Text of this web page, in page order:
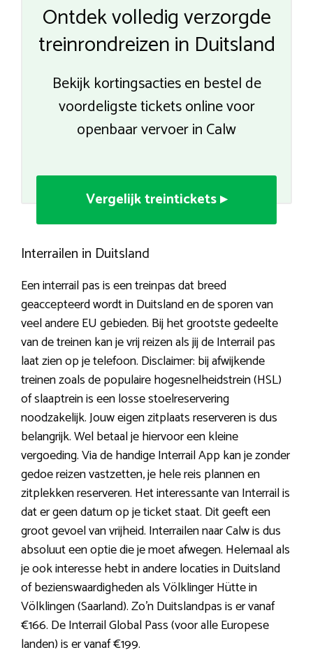
Ontdek volledig verzorgde
treinrondreizen in Duitsland
Bekijk kortingsacties en bestel de
voordeligste tickets online voor
openbaar vervoer in Calw
Vergelijk treintickets ▸
Interrailen in Duitsland
Een interrail pas is een treinpas dat breed
geaccepteerd wordt in Duitsland en de sporen van
veel andere EU gebieden. Bij het grootste gedeelte
van de treinen kan je vrij reizen als jij de Interrail pas
laat zien op je telefoon. Disclaimer: bij afwijkende
treinen zoals de populaire hogesnelheidstrein (HSL)
of slaaptrein is een losse stoelreservering
noodzakelijk. Jouw eigen zitplaats reserveren is dus
belangrijk. Wel betaal je hiervoor een kleine
vergoeding. Via de handige Interrail App kan je zonder
gedoe reizen vastzetten, je hele reis plannen en
zitplekken reserveren. Het interessante van Interrail is
dat er geen datum op je ticket staat. Dit geeft een
groot gevoel van vrijheid. Interrailen naar Calw is dus
absoluut een optie die je moet afwegen. Helemaal als
je ook interesse hebt in andere locaties in Duitsland
of bezienswaardigheden als Völklinger Hütte in
Völklingen (Saarland). Zo’n Duitslandpas is er vanaf
€166. De Interrail Global Pass (voor alle Europese
landen) is er vanaf €199.